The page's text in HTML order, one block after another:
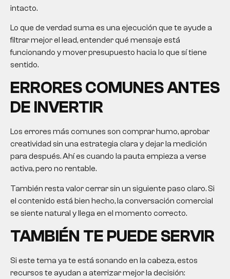
intacto.
Lo que de verdad suma es una ejecución que te ayude a
filtrar mejor el lead, entender qué mensaje está
funcionando y mover presupuesto hacia lo que sí tiene
sentido.
ERRORES COMUNES ANTES
DE INVERTIR
Los errores más comunes son comprar humo, aprobar
creatividad sin una estrategia clara y dejar la medición
para después. Ahí es cuando la pauta empieza a verse
activa, pero no rentable.
También resta valor cerrar sin un siguiente paso claro. Si
el contenido está bien hecho, la conversación comercial
se siente natural y llega en el momento correcto.
TAMBIÉN TE PUEDE SERVIR
Si este tema ya te está sonando en la cabeza, estos
recursos te ayudan a aterrizar mejor la decisión: